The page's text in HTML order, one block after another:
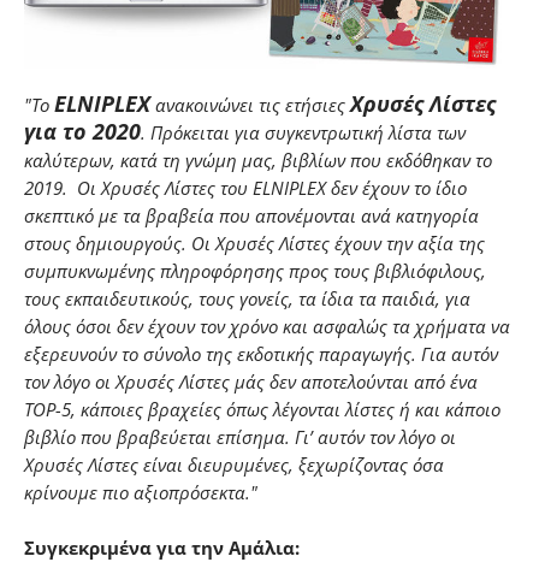
"Το ELNIPLEXανακοινώνει τις ετήσιεςΧρυσές Λίστες
για το 2020. Πρόκειται για συγκεντρωτική λίστα των
καλύτερων, κατά τη γνώμη μας, βιβλίων που εκδόθηκαν το
2019. Οι Χρυσές Λίστες του ELNIPLEX δεν έχουν το ίδιο
σκεπτικό με τα βραβεία που απονέμονται ανά κατηγορία
στους δημιουργούς. Οι Χρυσές Λίστες έχουν την αξία της
συμπυκνωμένης πληροφόρησης προς τους βιβλιόφιλους,
τους εκπαιδευτικούς, τους γονείς, τα ίδια τα παιδιά, για
όλους όσοι δεν έχουν τον χρόνο και ασφαλώς τα χρήματα να
εξερευνούν το σύνολο της εκδοτικής παραγωγής. Για αυτόν
τον λόγο οι Χρυσές Λίστες μάς δεν αποτελούνται από ένα
TOP-5, κάποιες βραχείες όπως λέγονται λίστες ή και κάποιο
βιβλίο που βραβεύεται επίσημα. Γι’ αυτόν τον λόγο οι
Χρυσές Λίστες είναι διευρυμένες, ξεχωρίζοντας όσα
κρίνουμε πιο αξιοπρόσεκτα."
Συγκεκριμένα για την Αμάλια: